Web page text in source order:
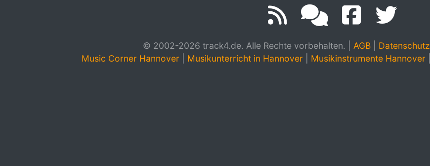
© 2002-2026 track4.de. Alle Rechte vorbehalten. AGB| Datenschutz
Music Corner Hannover
Musikunterricht in Hannover Musikinstrumente Hannover